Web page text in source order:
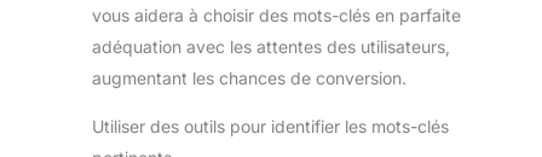
vous aidera à choisir des mots-clés en parfaite
adéquation avec les attentes des utilisateurs,
augmentant les chances de conversion.
Utiliser des outils pour identifier les mots-clés